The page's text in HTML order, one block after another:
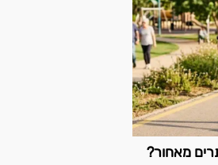
מאחור?